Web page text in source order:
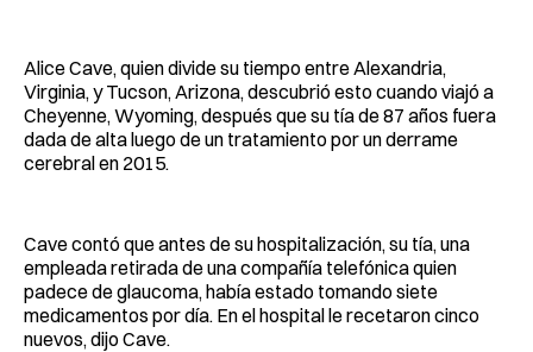
Alice Cave, quien divide su tiempo entre Alexandria,
Virginia, y Tucson, Arizona, descubrió esto cuando viajó a
Cheyenne, Wyoming, después que su tía de 87 años fuera
dada de alta luego de un tratamiento por un derrame
cerebral en 2015.
Cave contó que antes de su hospitalización, su tía, una
empleada retirada de una compañía telefónica quien
padece de glaucoma, había estado tomando siete
medicamentos por día. En el hospital le recetaron cinco
nuevos, dijo Cave.